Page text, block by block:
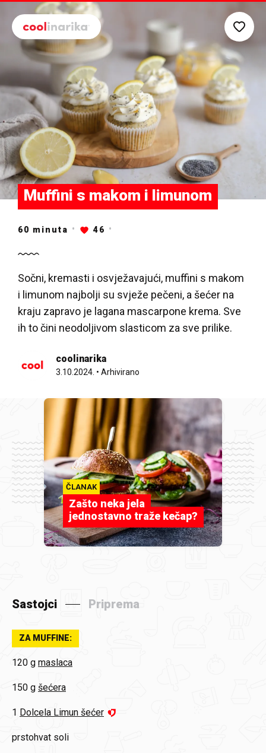
Preskoči na glavni sadržaj
Muffini s makom i limunom
60 minuta 46
Sočni, kremasti i osvježavajući, muffini s makom
i limunom najbolji su svježe pečeni, a šećer na
kraju zapravo je lagana mascarpone krema. Sve
ih to čini neodoljivom slasticom za sve prilike.
coolinarika
3.10.2024. • Arhivirano
ČLANAK
Zašto neka jela
jednostavno traže kečap?
Sastojci Priprema
ZA MUFFINE:
120 g maslaca
150 g šećera
1 Dolcela Limun šećer
prstohvat soli